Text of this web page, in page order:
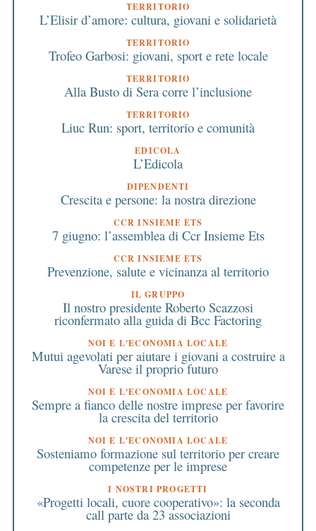
TERRITORIO
L’Elisir d’amore: cultura, giovani e solidarietà
TERRITORIO
Trofeo Garbosi: giovani, sport e rete locale
TERRITORIO
Alla Busto di Sera corre l’inclusione
TERRITORIO
Liuc Run: sport, territorio e comunità
EDICOLA
L’Edicola
DIPENDENTI
Crescita e persone: la nostra direzione
CCR INSIEME ETS
7 giugno: l’assemblea di Ccr Insieme Ets
CCR INSIEME ETS
Prevenzione, salute e vicinanza al territorio
IL GRUPPO
Il nostro presidente Roberto Scazzosi
riconfermato alla guida di Bcc Factoring
NOI E L'ECONOMIA LOCALE
Mutui agevolati per aiutare i giovani a costruire a
Varese il proprio futuro
NOI E L'ECONOMIA LOCALE
Sempre a fianco delle nostre imprese per favorire
la crescita del territorio
NOI E L'ECONOMIA LOCALE
Sosteniamo formazione sul territorio per creare
competenze per le imprese
I NOSTRI PROGETTI
«Progetti locali, cuore cooperativo»: la seconda
call parte da 23 associazioni